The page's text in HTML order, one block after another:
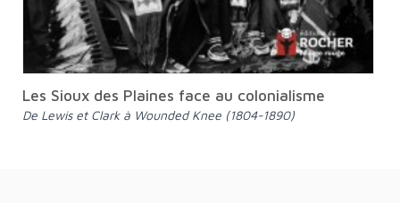
Les Sioux des Plaines face au colonialisme
De Lewis et Clark à Wounded Knee (1804-1890)